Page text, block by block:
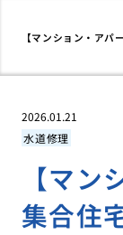
【マンション・アパ
2026.01.21
水道修理
【マン
集合住